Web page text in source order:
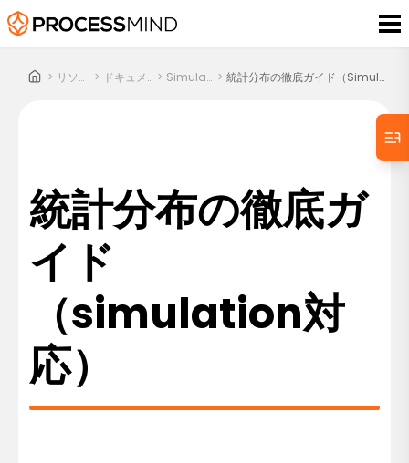
> リソース > ドキュメント > Simulation > 統計分布の徹底ガイド（simulation対応）
統計分布の徹底ガ
イド
（simulation対
応）